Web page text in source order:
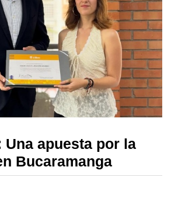
Una apuesta por la
Bucaramanga